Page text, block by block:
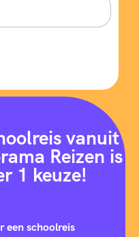
vanuit
Reizen is
1 keuze!
een schoolreis